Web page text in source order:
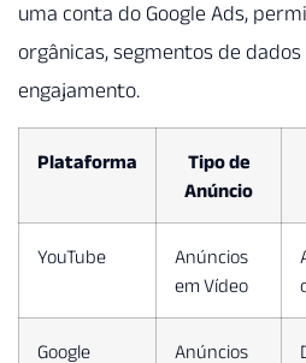
uma conta do Google Ads,
orgânicas, segmentos de
engajamento.
Plataforma
Tipo de
Anúncio
YouTube
Anúncios
em Vídeo
Google
Anúncios